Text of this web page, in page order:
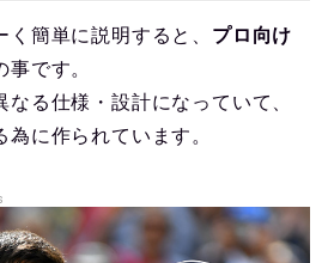
簡単に説明すると、 プロ向け
事です。
る仕様・設計になっていて、
に作られています。